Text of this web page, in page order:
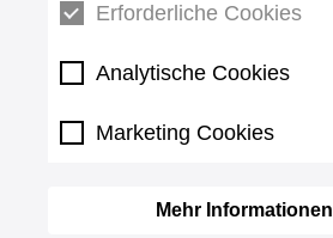
Erforderliche Cookies
Analytische Cookies
Marketing Cookies
Mehr Informationen